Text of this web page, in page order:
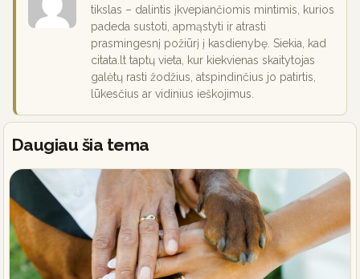
tikslas – dalintis įkvepiančiomis mintimis, kurios
padeda sustoti, apmąstyti ir atrasti
prasmingesnį požiūrį į kasdienybę. Siekia, kad
citata.lt taptų vieta, kur kiekvienas skaitytojas
galėtų rasti žodžius, atspindinčius jo patirtis,
lūkesčius ar vidinius ieškojimus.
Daugiau šia tema